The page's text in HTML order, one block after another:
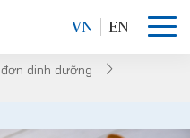
VN EN
dinh dưỡng